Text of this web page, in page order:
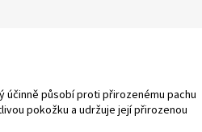
účinně působí proti přirozenému pachu
pokožku a udržuje její přirozenou